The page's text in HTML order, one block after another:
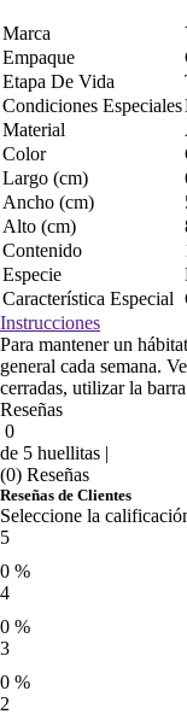
Marca
Empaque
Etapa De Vida
Condiciones Especiales
Material
Color
Largo (cm)
Ancho (cm)
Alto (cm)
Contenido
Especie
Característica Especial
Instrucciones
Para mantener un
general cada semana.
cerradas, utilizar la
Reseñas
0
de 5 huellitas |
(0) Reseñas
Reseñas de Clientes
Seleccione la
5
0 %
4
0 %
3
0 %
2